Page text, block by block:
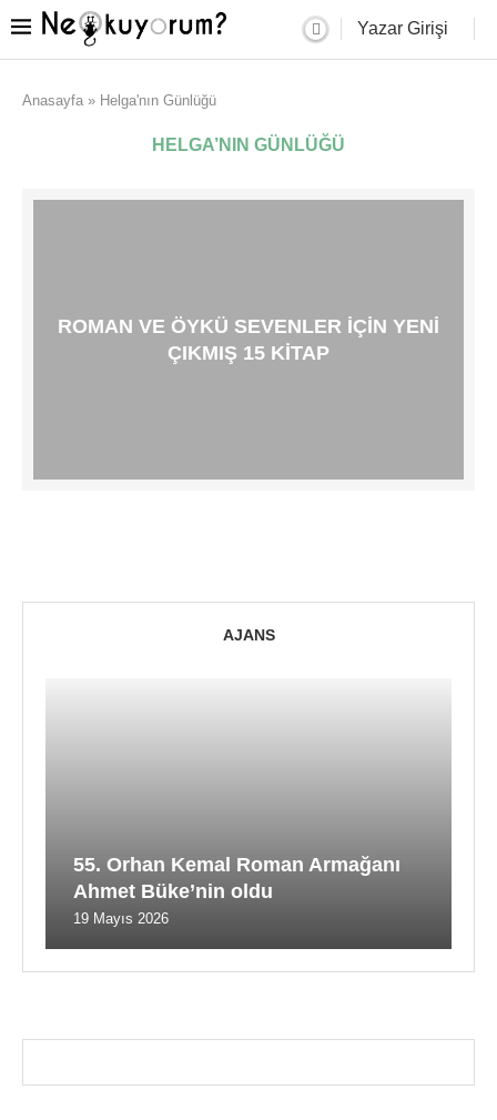
Yazar Girişi
Anasayfa » Helga'nın Günlüğü
HELGA’NIN GÜNLÜĞÜ
ROMAN VE ÖYKÜ SEVENLER IÇIN YENI
ÇIKMIŞ 15 KITAP
AJANS
55. Orhan Kemal Roman Armağanı
Ahmet Büke’nin oldu
19 Mayıs 2026